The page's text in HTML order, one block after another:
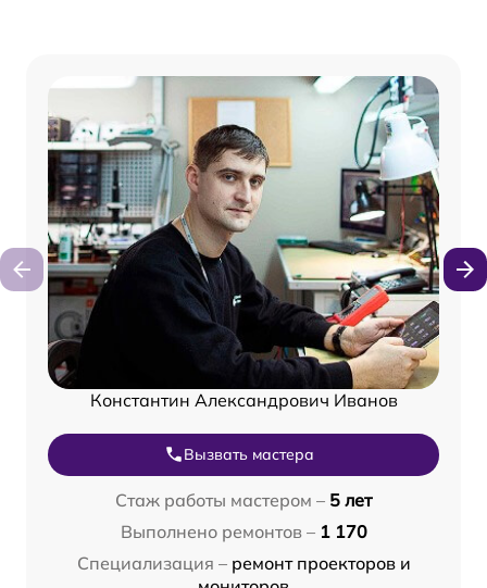
Константин Александрович Иванов
Вызвать мастера
Стаж работы мастером – 5 лет
Выполнено ремонтов – 1 170
Специализация – ремонт проекторов и